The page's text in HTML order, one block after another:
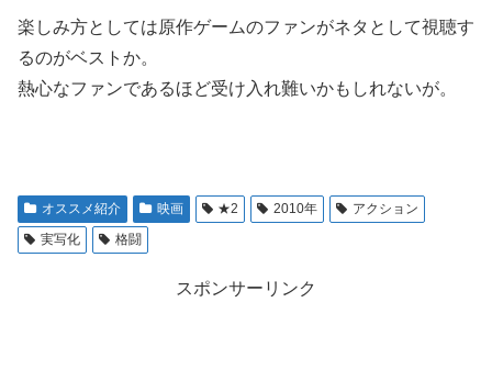
楽しみ方としては原作ゲームのファンがネタとして視聴す
るのがベストか。
熱心なファンであるほど受け入れ難いかもしれないが。
オススメ紹介 映画 ★2 2010年
アクション
実写化
格闘
スポンサーリンク